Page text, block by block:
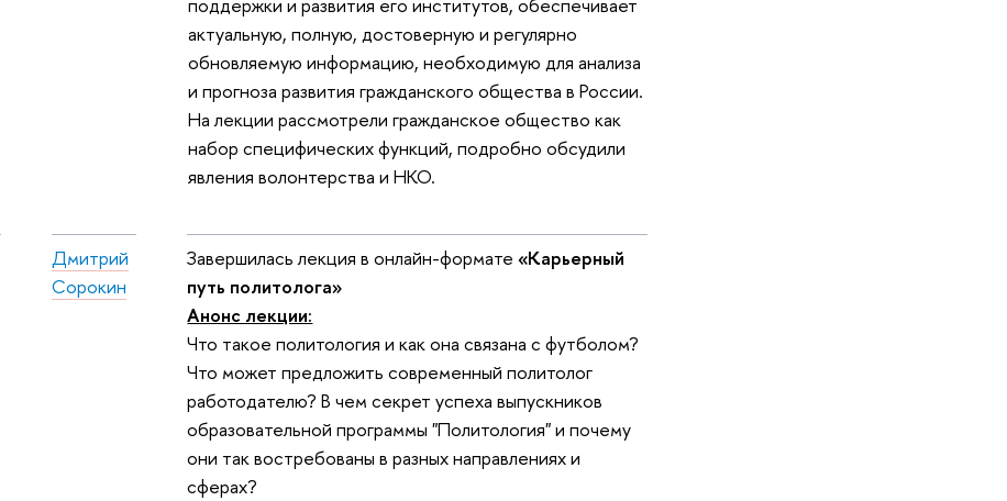
актуальную, полную, достоверную и регулярно
обновляемую информацию, необходимую для анализа
и прогноза развития гражданского общества в России.
На лекции рассмотрели гражданское общество как
набор специфических функций, подробно обсудили
явления волонтерства и НКО.
Дмитрий
Сорокин
Завершилась лекция в онлайн-формате «Карьерный
путь политолога»
Анонс лекции:
Что такое политология и как она связана с футболом?
Что может предложить современный политолог
работодателю? В чем секрет успеха выпускников
образовательной программы "Политология" и почему
они так востребованы в разных направлениях и
сферах?